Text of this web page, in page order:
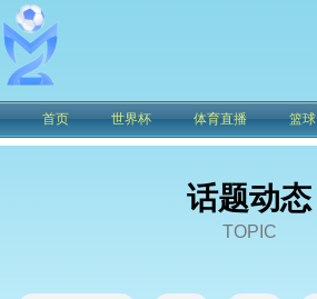
首页 世界杯 体育直播 篮球
话题动态
TOPIC